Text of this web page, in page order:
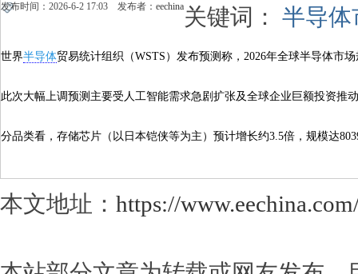
发布时间：2026-6-2 17:03 发布者： eechina关键词： 半导体
世界半导体贸易统计组织（WSTS）发布预测称，2026年全球半导体市
此次大幅上调预测主要受人工智能需求急剧扩张及全球企业巨额投资推
分品类看，存储芯片（以日本铠侠等为主）预计增长约3.5倍，规模达
本文地址： https://